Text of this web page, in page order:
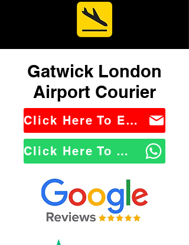
Gatwick London
Airport Courier
Click Here To Email Us
Click Here To WhatsApp Us